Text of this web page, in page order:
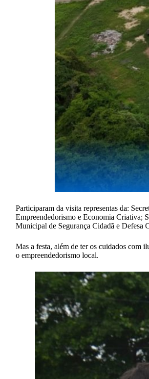
Participaram da visita representas da:
Empreendedorismo e Economia Criativa;
Municipal de Segurança Cidadã e Defesa
Mas a festa, além de ter os cuidados com
o empreendedorismo local.